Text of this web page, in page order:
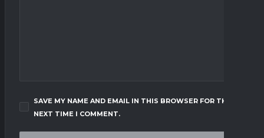
SAVE MY NAME AND EMAIL IN THIS BROWSER FOR THE
NEXT TIME I COMMENT.